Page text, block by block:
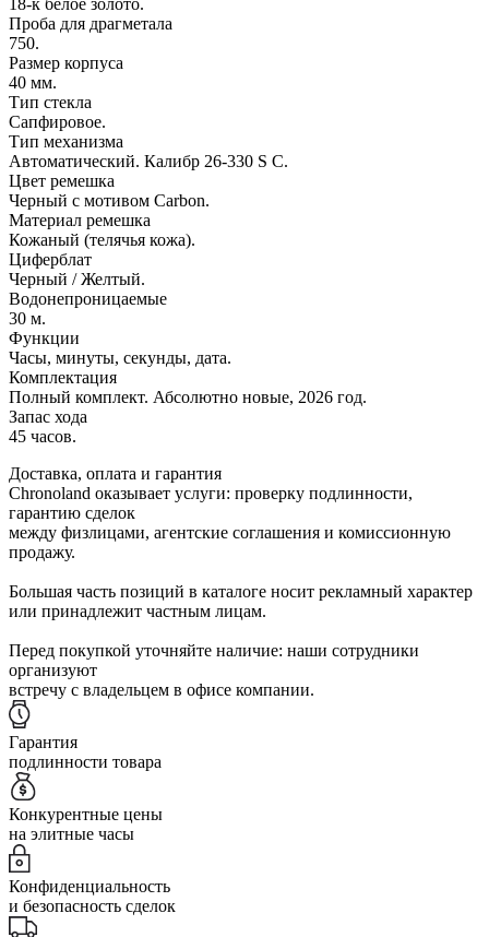
Проба для драгметала
750.
Размер корпуса
40 мм.
Тип стекла
Сапфировое.
Тип механизма
Автоматический. Калибр 26‑330 S C.
Цвет ремешка
Черный с мотивом Carbon.
Материал ремешка
Кожаный (телячья кожа).
Циферблат
Черный / Желтый.
Водонепроницаемые
30 м.
Функции
Часы, минуты, секунды, дата.
Комплектация
Полный комплект. Абсолютно новые, 2026 год.
Запас хода
45 часов.
Доставка, оплата и гарантия
Chronoland оказывает услуги: проверку подлинности,
гарантию сделок
между физлицами, агентские соглашения и комиссионную
продажу.
Большая часть позиций в каталоге носит рекламный характер
или принадлежит частным лицам.
Перед покупкой уточняйте наличие: наши сотрудники
организуют
встречу с владельцем в офисе компании.
Гарантия
подлинности товара
Конкурентные цены
на элитные часы
Конфиденциальность
и безопасность сделок